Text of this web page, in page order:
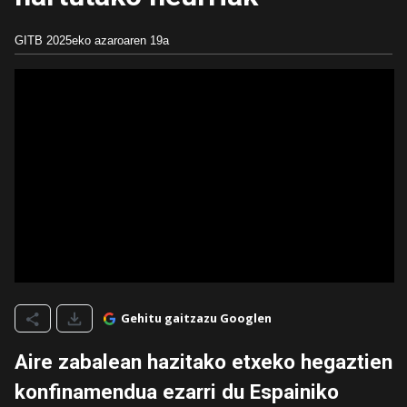
GITB 2025eko azaroaren 19a
Gehitu gaitzazu Googlen
Aire zabalean hazitako etxeko hegaztien
konfinamendua ezarri du Espainiko